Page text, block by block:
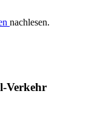
nachlesen.
Verkehr